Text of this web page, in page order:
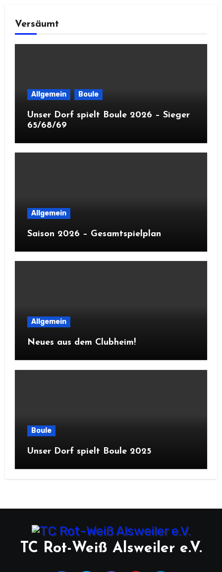
Versäumt
Allgemein Boule
Unser Dorf spielt Boule 2026 – Sieger
65/68/69
Allgemein
Saison 2026 – Gesamtspielplan
Allgemein
Neues aus dem Clubheim!
Boule
Unser Dorf spielt Boule 2025
TC Rot-Weiß Alsweiler e.V.